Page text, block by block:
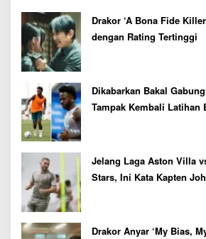
Drakor ‘A Bona Fide
dengan Rating Tertinggi
Dikabarkan Bakal
Tampak Kembali Latihan
Jelang Laga Aston Villa
Stars, Ini Kata Kapten
Drakor Anyar ‘My Bias,